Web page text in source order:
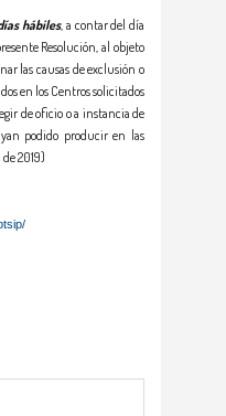
hábiles, a contar del día
Resolución, al objeto
las causas de exclusión o
en los Centros solicitados
de oficio o a instancia de
podido producir en las
2019)